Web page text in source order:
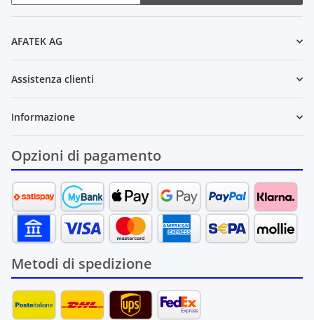
AFATEK AG
Assistenza clienti
Informazione
Opzioni di pagamento
Metodi di spedizione